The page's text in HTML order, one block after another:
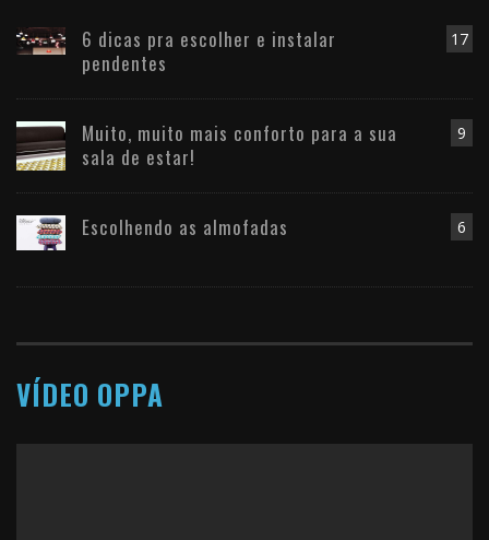
17
6 dicas pra escolher e instalar
pendentes
9
Muito, muito mais conforto para a sua
sala de estar!
6
Escolhendo as almofadas
VÍDEO OPPA